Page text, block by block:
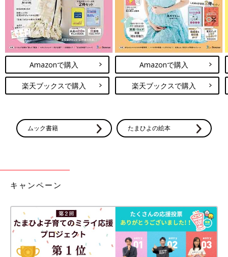
Amazonで購入
楽天ブックスで購入
Amazonで購入
楽天ブックスで購入
ムック書籍 たまひよの絵本
キャンペーン